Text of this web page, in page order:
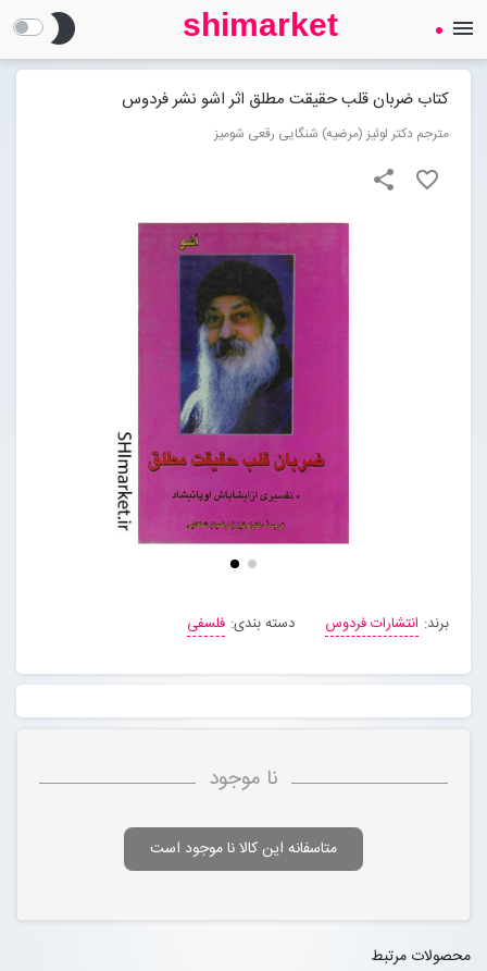
SHIMARKET
فروشگاه اینترنتی کتاب
brightness_2 shimarket menu
کتاب ضربان قلب حقیقت مطلق اثر اشو نشر فردوس
مترجم دکتر لوئیز (مرضیه) شنگایی رقعی شومیز
favorite_border
share
برند: انتشارات فردوس دسته بندی: فلسفی
نا موجود
متاسفانه این کالا نا موجود است
محصولات مرتبط